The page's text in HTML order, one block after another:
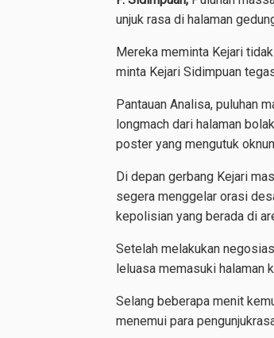
unjuk rasa di halaman
Mereka meminta Kejari
minta Kejari Sidimpuan
Pantauan Analisa, puluhan
longmach dari halaman
poster yang mengutuk
Di depan gerbang Kejari
segera menggelar orasi
kepolisian yang berada di
Setelah melakukan
leluasa memasuki halaman
Selang beberapa menit
menemui para